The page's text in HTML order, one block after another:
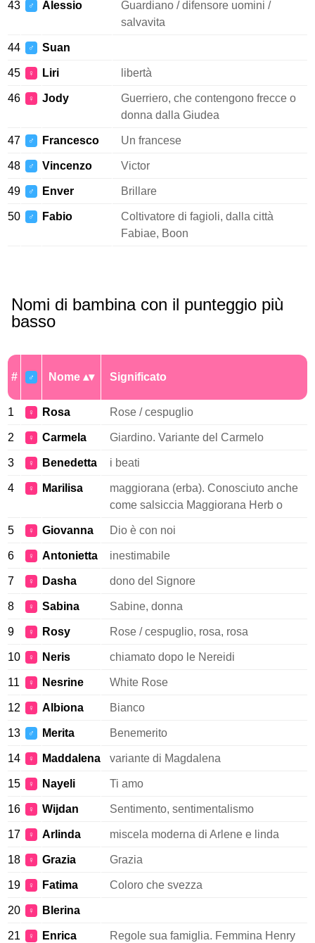
43 ♂ Alessio
Guardiano / difensore uomini /
salvavita
44 ♂ Suan
45 ♀ Liri libertà
46 ♀ Jody
Guerriero, che contengono frecce o
donna dalla Giudea
47 ♂ Francesco Un francese
48 ♂ Vincenzo Victor
49 ♂ Enver Brillare
50 ♂ Fabio
Coltivatore di fagioli, dalla città
Fabiae, Boon
Nomi di bambina con il punteggio più
basso
# ♂ Nome Significato
1 ♀ Rosa Rose / cespuglio
2 ♀ Carmela Giardino. Variante del Carmelo
3 ♀ Benedetta i beati
4 ♀ Marilisa
maggiorana (erba). Conosciuto anche
come salsiccia Maggiorana Herb o
5 ♀ Giovanna Dio è con noi
6 ♀ Antonietta inestimabile
7 ♀ Dasha dono del Signore
8 ♀ Sabina Sabine, donna
9 ♀ Rosy Rose / cespuglio, rosa, rosa
10 ♀ Neris chiamato dopo le Nereidi
11 ♀ Nesrine White Rose
12 ♀ Albiona Bianco
13 ♂ Merita Benemerito
14 ♀ Maddalena variante di Magdalena
15 ♀ Nayeli Ti amo
16 ♀ Wijdan Sentimento, sentimentalismo
17 ♀ Arlinda miscela moderna di Arlene e linda
18 ♀ Grazia Grazia
19 ♀ Fatima Coloro che svezza
20 ♀ Blerina
21 ♀ Enrica Regole sua famiglia. Femmina Henry